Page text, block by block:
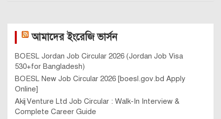
আমাদের ইংরেজি ভার্সন
BOESL Jordan Job Circular 2026 (Jordan Job Visa
530+for Bangladesh)
BOESL New Job Circular 2026 [boesl.gov.bd Apply
Online]
Akij Venture Ltd Job Circular : Walk-In Interview &
Complete Career Guide